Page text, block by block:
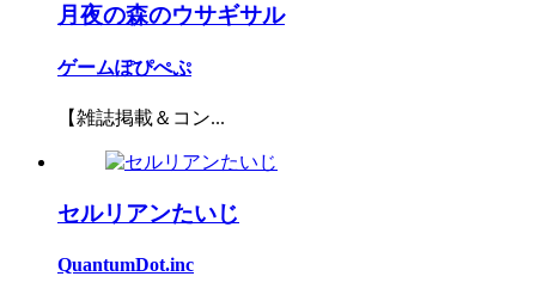
月夜の森のウサギサル
ゲームぽぴぺぷ
【雑誌掲載＆コン...
セルリアンたいじ
QuantumDot.inc